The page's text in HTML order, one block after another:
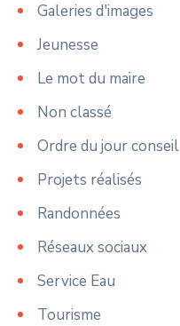
Galeries d'images
Jeunesse
Le mot du maire
Non classé
Ordre du jour conseil
Projets réalisés
Randonnées
Réseaux sociaux
Service Eau
Tourisme